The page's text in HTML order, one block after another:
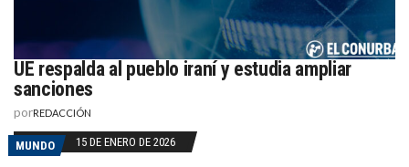
UE respalda al pueblo iraní y estudia ampliar
sanciones
porREDACCIÓN
MUNDO 15 DE ENERO DE 2026